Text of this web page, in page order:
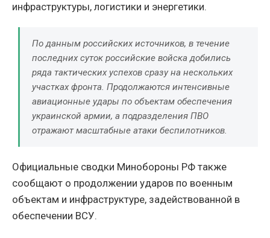
инфраструктуры, логистики и энергетики.
По данным российских источников, в течение
последних суток российские войска добились
ряда тактических успехов сразу на нескольких
участках фронта. Продолжаются интенсивные
авиационные удары по объектам обеспечения
украинской армии, а подразделения ПВО
отражают масштабные атаки беспилотников.
Официальные сводки Минобороны РФ также
сообщают о продолжении ударов по военным
объектам и инфраструктуре, задействованной в
обеспечении ВСУ.